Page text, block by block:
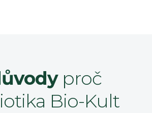
proč
Bio-Kult